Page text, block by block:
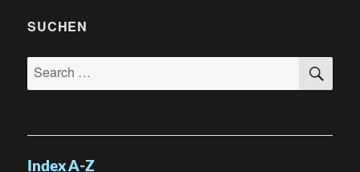
SUCHEN
Search
for:
Index A-Z